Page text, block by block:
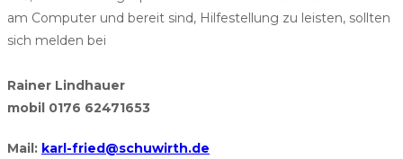
am Computer und bereit sind, Hilfestellung zu leisten, sollten
sich melden bei
Rainer Lindhauer
mobil 0176 62471653
Mail: karl-fried@schuwirth.de